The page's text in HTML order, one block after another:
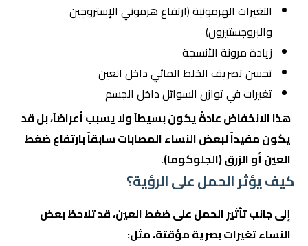
التغيرات الهرمونية (ارتفاع هرموني الإستروجين
والبروجستيرون)
زيادة مرونة الأنسجة
تحسن تصريف الخلط المائي داخل العين
تغيرات في توازن السوائل داخل الجسم
هذا الانخفاض عادةً يكون بسيطاً ولا يسبب أعراضاً، بل قد
يكون مفيداً لبعض النساء المصابات سابقاً بارتفاع ضغط
العين أو الزرق (الجلوكوما).
كيف يؤثر الحمل على الرؤية؟
إلى جانب تأثير الحمل على ضغط العين، قد تلاحظ بعض
النساء تغيرات بصرية مؤقتة، مثل: